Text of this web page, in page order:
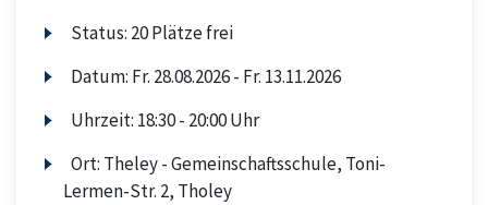
Status: 20 Plätze frei
Datum: Fr. 28.08.2026 - Fr. 13.11.2026
Uhrzeit: 18:30 - 20:00 Uhr
Ort: Theley - Gemeinschaftsschule, Toni-
Lermen-Str. 2, Tholey